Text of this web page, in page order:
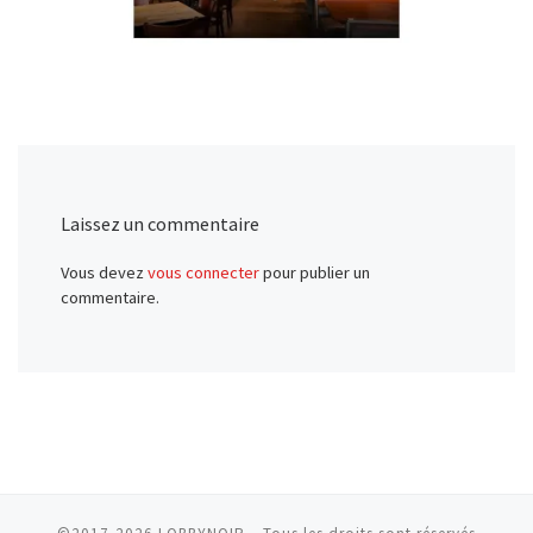
Laissez un commentaire
Vous devezvous connecterpour publier un
commentaire.